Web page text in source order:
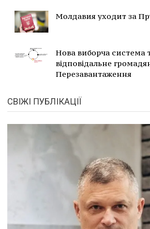
Молдавия уходит за
Нова виборча система
відповідальне
Перезавантаження
СВІЖІ ПУБЛІКАЦІЇ